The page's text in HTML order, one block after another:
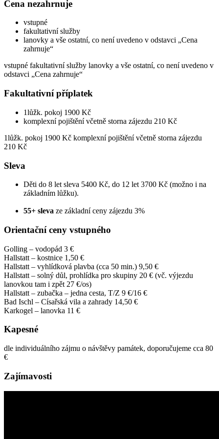
Cena nezahrnuje
vstupné
fakultativní služby
lanovky a vše ostatní, co není uvedeno v odstavci „Cena
zahrnuje“
vstupné fakultativní služby lanovky a vše ostatní, co není uvedeno v
odstavci „Cena zahrnuje“
Fakultativní příplatek
1lůžk. pokoj 1900 Kč
komplexní pojištění včetně storna zájezdu 210 Kč
1lůžk. pokoj 1900 Kč komplexní pojištění včetně storna zájezdu
210 Kč
Sleva
Děti do 8 let sleva 5400 Kč, do 12 let 3700 Kč (možno i na
základním lůžku).
55+ sleva ze základní ceny zájezdu 3%
Orientační ceny vstupného
Golling – vodopád 3 €
Hallstatt – kostnice 1,50 €
Hallstatt – vyhlídková plavba (cca 50 min.) 9,50 €
Hallstatt – solný důl, prohlídka pro skupiny 20 € (vč. výjezdu
lanovkou tam i zpět 27 €/os)
Hallstatt – zubačka – jedna cesta, T/Z 9 €/16 €
Bad Ischl – Císařská vila a zahrady 14,50 €
Karkogel – lanovka 11 €
Kapesné
dle individuálního zájmu o návštěvy památek, doporučujeme cca 80
€
Zajímavosti